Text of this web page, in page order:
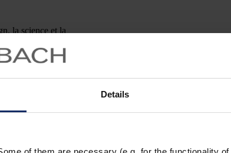
Details
la science et la
d’idées et de
par un co-
fidèle à elle-
d’accorder la